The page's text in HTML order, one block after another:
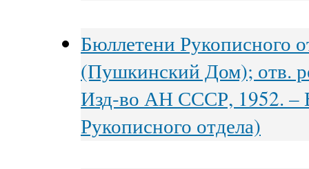
Бюллетени
(Пушкинский Дом); отв.
Изд-во АН СССР, 1952. –
Рукописного отдела)